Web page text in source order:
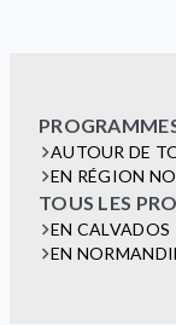
AUTOUR DE
EN RÉGION
TOUS LES
EN CALVADOS
EN